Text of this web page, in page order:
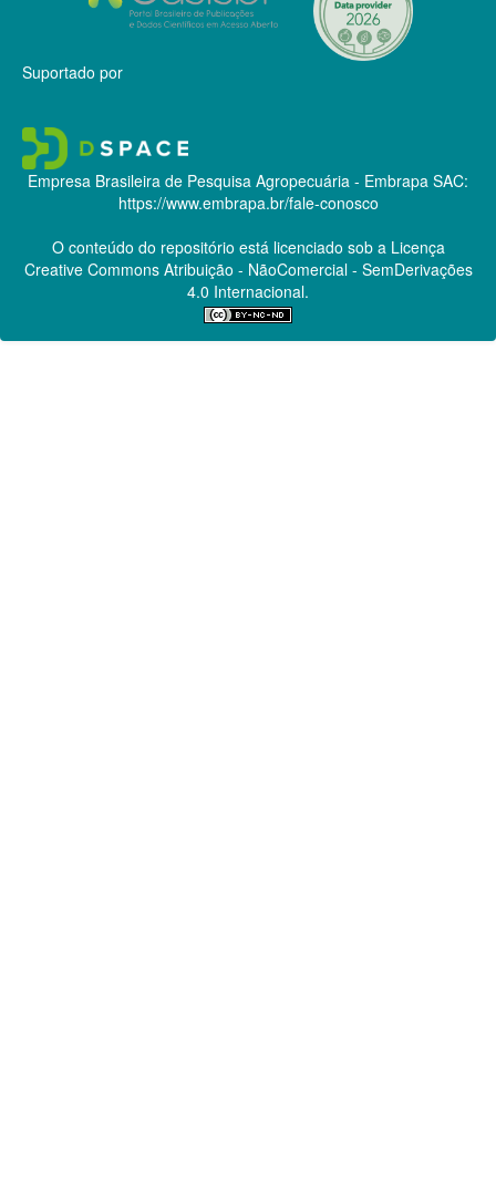
Suportado por
Empresa Brasileira de Pesquisa Agropecuária - Embrapa SAC:
https://www.embrapa.br/fale-conosco
O conteúdo do repositório está licenciado sob a Licença
Creative CommonsAtribuição - NãoComercial - SemDerivações
4.0 Internacional.